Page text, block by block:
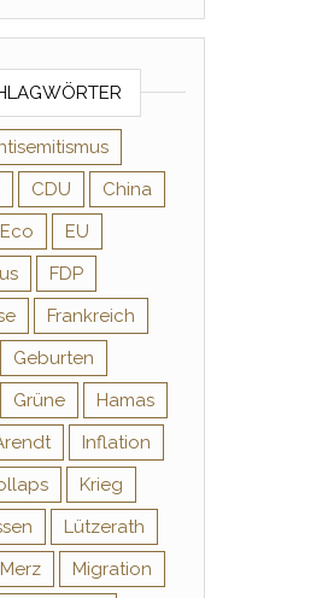
CDU
China
Eco
EU
FDP
Frankreich
Geburten
Grüne
Hamas
Inflation
Krieg
Lützerath
Merz
Migration